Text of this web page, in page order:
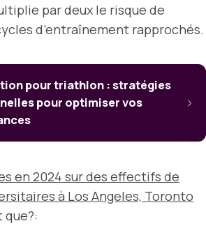
par deux le risque de
d’entraînement rapprochés.
pour triathlon : stratégies
pour optimiser vos
en 2024 sur des effectifs de
à Los Angeles, Toronto
que?: